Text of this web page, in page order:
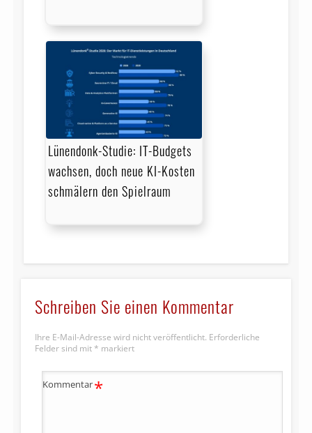
Lünendonk-Studie: IT-Budgets
wachsen, doch neue KI-Kosten
schmälern den Spielraum
Schreiben Sie einen Kommentar
Ihre E-Mail-Adresse wird nicht veröffentlicht. Erforderliche
Felder sind mit * markiert
Kommentar*